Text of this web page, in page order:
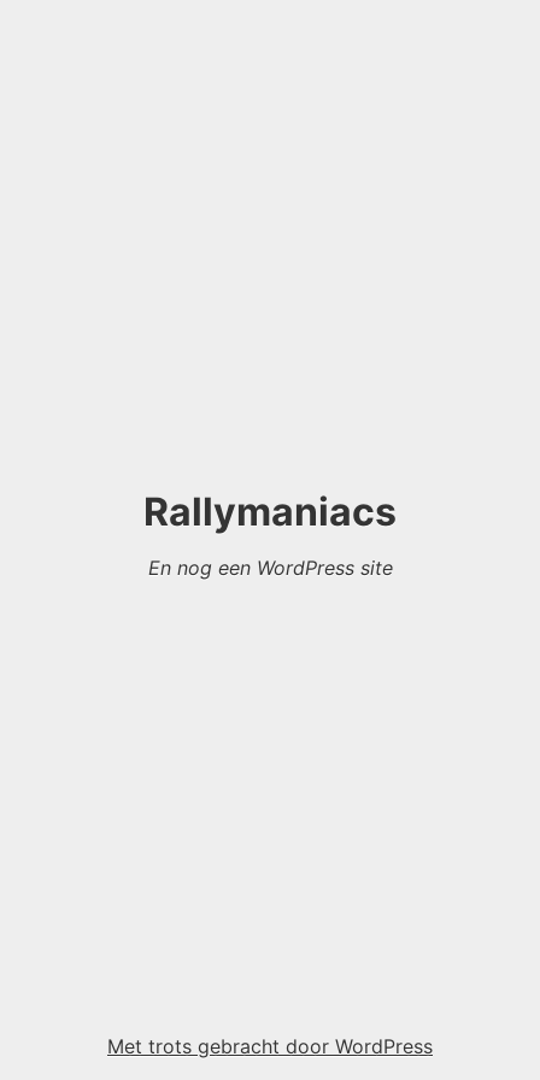
Rallymaniacs
En nog een WordPress site
Met trots gebracht door WordPress